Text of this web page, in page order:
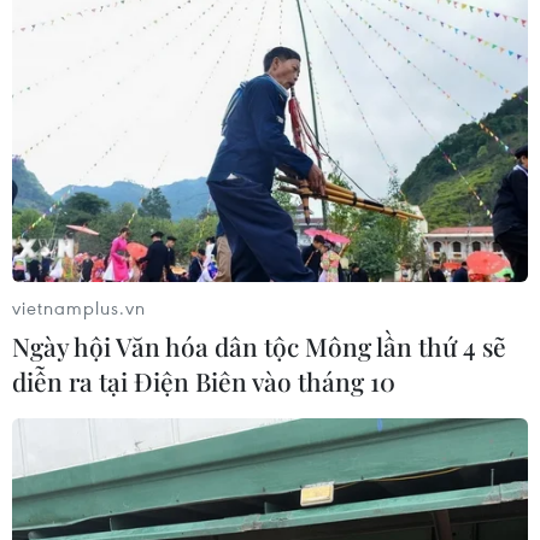
vietnamplus.vn
Ngày hội Văn hóa dân tộc Mông lần thứ 4 sẽ
diễn ra tại Điện Biên vào tháng 10